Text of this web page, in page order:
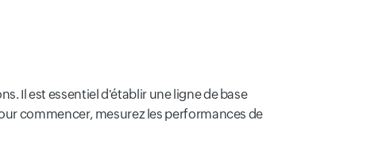
Il est essentiel d'établir une ligne de base
commencer, mesurez les performances de